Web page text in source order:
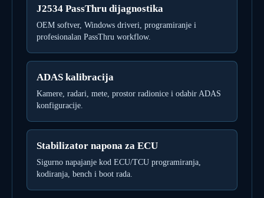
J2534 PassThru dijagnostika
OEM softver, Windows driveri, programiranje i
profesionalan PassThru workflow.
ADAS kalibracija
Kamere, radari, mete, prostor radionice i odabir ADAS
konfiguracije.
Stabilizator napona za ECU
Sigurno napajanje kod ECU/TCU programiranja,
kodiranja, bench i boot rada.